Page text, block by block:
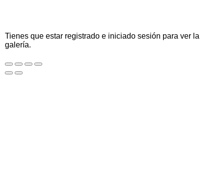
Tienes que estar registrado e iniciado sesión para ver la
galería.